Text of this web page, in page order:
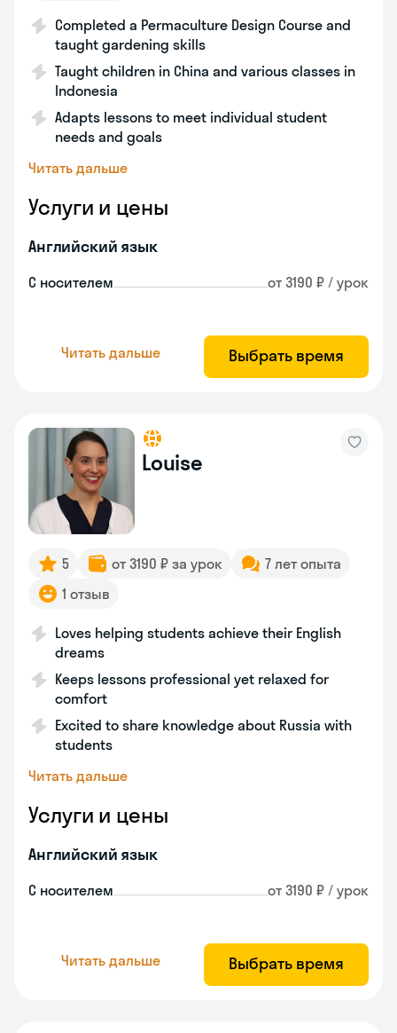
Completed a Permaculture Design Course and
taught gardening skills
Taught children in China and various classes in
Indonesia
Adapts lessons to meet individual student
needs and goals
Читать дальше
Услуги и цены
Английский язык
С носителем от 3190 ₽ / урок
Читать дальше Выбрать время
Louise
5 от 3190 ₽ за урок
7 лет опыта
1 отзыв
Loves helping students achieve their English
dreams
Keeps lessons professional yet relaxed for
comfort
Excited to share knowledge about Russia with
students
Читать дальше
Услуги и цены
Английский язык
С носителем от 3190 ₽ / урок
Читать дальше Выбрать время